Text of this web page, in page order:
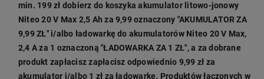
min. 199 zł dobierz do koszyka akumulator litowo-jonowy
Niteo 20 V Max 2,5 Ah za 9,99 oznaczony "AKUMULATOR ZA
9,99 ZŁ" i/albo ładowarkę do akumulatorów Niteo 20 V Max,
2,4 A za 1 oznaczoną "ŁADOWARKA ZA 1 ZŁ", a za dobrane
produkt zapłacisz zapłacisz odpowiednio 9,99 zł za
akumulator i/albo 1 zł za ładowarkę. Produktów łączonych w